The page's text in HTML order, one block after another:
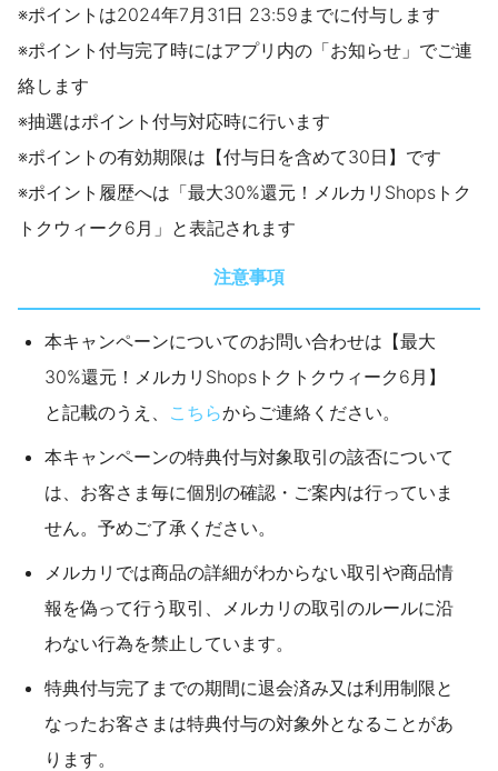
※ポイントは2024年7月31日 23:59までに付与します
※ポイント付与完了時にはアプリ内の「お知らせ」でご連
絡します
※抽選はポイント付与対応時に行います
※ポイントの有効期限は【付与日を含めて30日】です
※ポイント履歴へは「最大30%還元！メルカリShopsトク
トクウィーク6月」と表記されます
注意事項
本キャンペーンについてのお問い合わせは【最大
30%還元！メルカリShopsトクトクウィーク6月】
と記載のうえ、 こちらからご連絡ください。
本キャンペーンの特典付与対象取引の該否について
は、お客さま毎に個別の確認・ご案内は行っていま
せん。予めご了承ください。
メルカリでは商品の詳細がわからない取引や商品情
報を偽って行う取引、メルカリの取引のルールに沿
わない行為を禁止しています。
特典付与完了までの期間に退会済み又は利用制限と
なったお客さまは特典付与の対象外となることがあ
ります。